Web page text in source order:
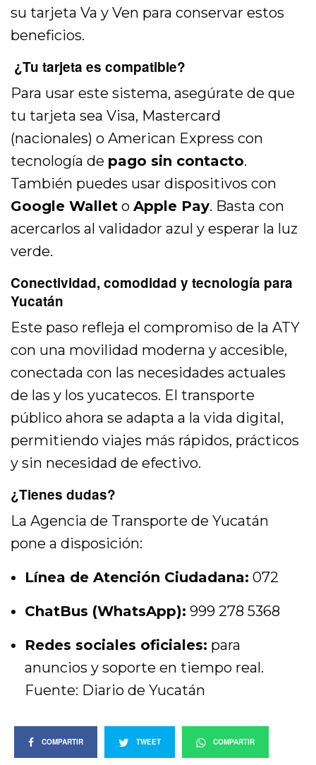
su tarjeta Va y Ven para conservar estos
beneficios.
¿Tu tarjeta es compatible?
Para usar este sistema, asegúrate de que
tu tarjeta sea Visa, Mastercard
(nacionales) o American Express con
tecnología de pago sin contacto.
También puedes usar dispositivos con
Google Wallet oApple Pay. Basta con
acercarlos al validador azul y esperar la luz
verde.
Conectividad, comodidad y tecnología para
Yucatán
Este paso refleja el compromiso de la ATY
con una movilidad moderna y accesible,
conectada con las necesidades actuales
de las y los yucatecos. El transporte
público ahora se adapta a la vida digital,
permitiendo viajes más rápidos, prácticos
y sin necesidad de efectivo.
¿Tienes dudas?
La Agencia de Transporte de Yucatán
pone a disposición:
Línea de Atención Ciudadana: 072
ChatBus (WhatsApp): 999 278 5368
Redes sociales oficiales: para
anuncios y soporte en tiempo real.
Fuente: Diario de Yucatán
COMPARTIR TWEET COMPARTIR